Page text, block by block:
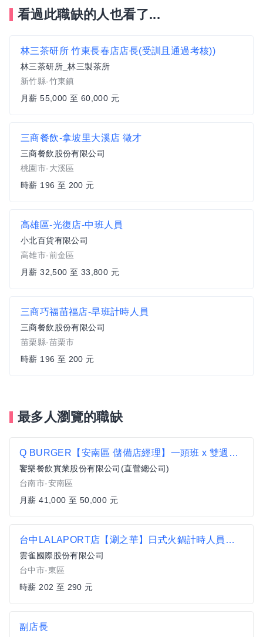
看過此職缺的人也看了...
林三茶研所 竹東長春店店長(受訓且通過考核))
林三茶研所_林三製茶所
新竹縣-竹東鎮
月薪 55,000 至 60,000 元
三商餐飲-拿坡里大溪店 徵才
三商餐飲股份有限公司
桃園市-大溪區
時薪 196 至 200 元
高雄區-光復店-中班人員
小北百貨有限公司
高雄市-前金區
月薪 32,500 至 33,800 元
三商巧福苗福店-早班計時人員
三商餐飲股份有限公司
苗栗縣-苗栗市
時薪 196 至 200 元
最多人瀏覽的職缺
Q BURGER【安南區 儲備店經理】一頭班 x 雙週發薪 x 過年連休5天
饗樂餐飲實業股份有限公司(直營總公司)
台南市-安南區
月薪 41,000 至 50,000 元
台中LALAPORT店【涮之華】日式火鍋計時人員及大專院校實習生
雲雀國際股份有限公司
台中市-東區
時薪 202 至 290 元
副店長